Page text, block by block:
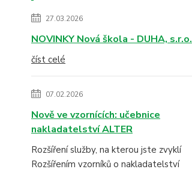
27.03.2026
NOVINKY Nová škola - DUHA, s.r.o.
číst celé
07.02.2026
Nově ve vzornících: učebnice
nakladatelství ALTER
Rozšíření služby, na kterou jste zvyklí
Rozšířením vzorníků o nakladatelství